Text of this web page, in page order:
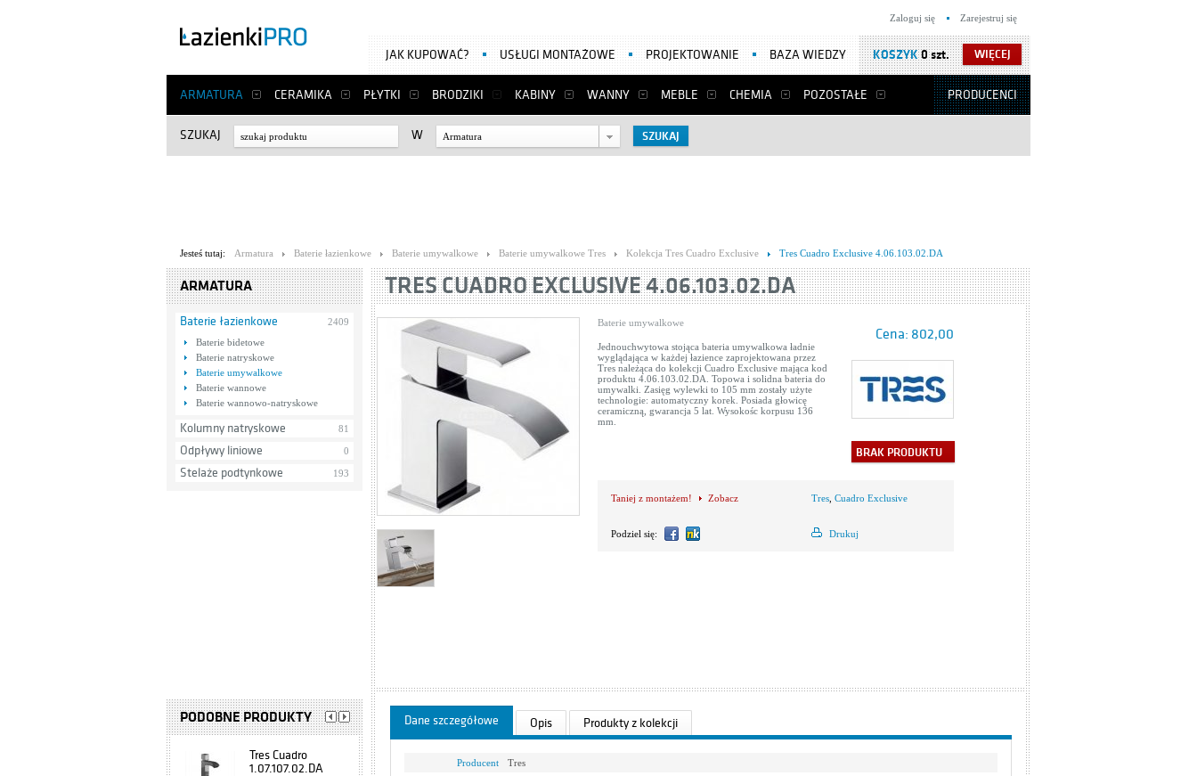
ARMATURA CERAMIKA PŁYTKI BRODZIKI KABINY WANNY MEBLE CHEMIA POZOSTAŁE PRODUCENCI
JAK KUPOWAĆ? USŁUGI MONTAŻOWE PROJEKTOWANIE BAZA WIEDZY WIĘCEJ
KOSZYK0 szt.
Zaloguj się Zarejestruj się
SZUKAJ W Armatura
Jesteś tutaj: Armatura Baterie łazienkowe Baterie umywalkowe Baterie umywalkowe Tres Kolekcja Tres Cuadro Exclusive Tres Cuadro Exclusive 4.06.103.02.DA
ARMATURA
Baterie łazienkowe
2409
Baterie bidetowe
Baterie natryskowe
Baterie umywalkowe
Baterie wannowe
Baterie wannowo-natryskowe
Kolumny natryskowe 81
Odpływy liniowe 0
Stelaże podtynkowe 193
PODOBNE PRODUKTY
Tres Cuadro
1.07.107.02.DA
TRES CUADRO EXCLUSIVE 4.06.103.02.DA
Cena: 802,00
BRAK PRODUKTU
Baterie umywalkowe
Jednouchwytowa stojąca bateria umywalkowa ładnie
wyglądająca w każdej łazience zaprojektowana przez
Tres należąca do kolekcji Cuadro Exclusive mająca kod
produktu 4.06.103.02.DA. Topowa i solidna bateria do
umywalki. Zasięg wylewki to 105 mm zostały użyte
technologie: automatyczny korek. Posiada głowicę
ceramiczną, gwarancja 5 lat. Wysokośc korpusu 136
mm.
Tres Cuadro Exclusive
Drukuj
Taniej z montażem! Zobacz
Podziel się:
Dane szczegółowe Opis Produkty z kolekcji
Producent
Tres